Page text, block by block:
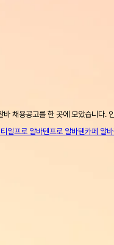
채용공고를 한 곳에 모았습니다
일프로 알바텐프로 알바텐카페 알바